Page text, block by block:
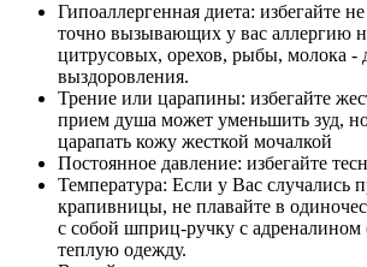
Гипоаллергенная диета: избегайте
точно вызывающих у вас аллергию
цитрусовых, орехов, рыбы, молока -
выздоровления.
Трение или царапины: избегайте
прием душа может уменьшить зуд,
царапать кожу жесткой мочалкой
Постоянное давление: избегайте
Температура: Если у Вас случались
крапивницы, не плавайте в
с собой шприц-ручку с адреналином
теплую одежду.